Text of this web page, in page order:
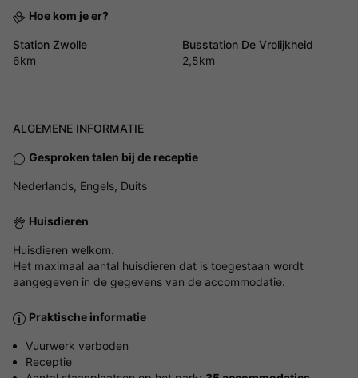
Hoe kom je er?
Station Zwolle
6km
Busstation De Vrolijkheid
2,5km
ALGEMENE INFORMATIE
Gesproken talen bij de receptie
Nederlands, Engels, Duits
Huisdieren
Huisdieren welkom.
Het maximaal aantal huisdieren dat is toegestaan wordt
aangegeven in de gegevens van de accommodatie.
Praktische informatie
Vuurwerk verboden
Receptie